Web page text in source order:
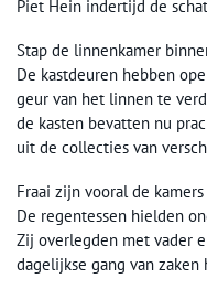
Piet Hein indertijd de
Stap de linnenkamer
De kastdeuren hebben
geur van het linnen te
de kasten bevatten nu
uit de collecties van
Fraai zijn vooral de
De regentessen hielden
Zij overlegden met vader
dagelijkse gang van